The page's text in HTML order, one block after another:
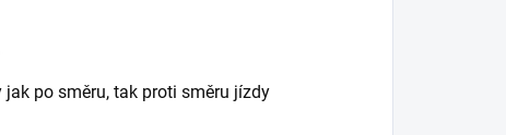
po směru, tak proti směru jízdy